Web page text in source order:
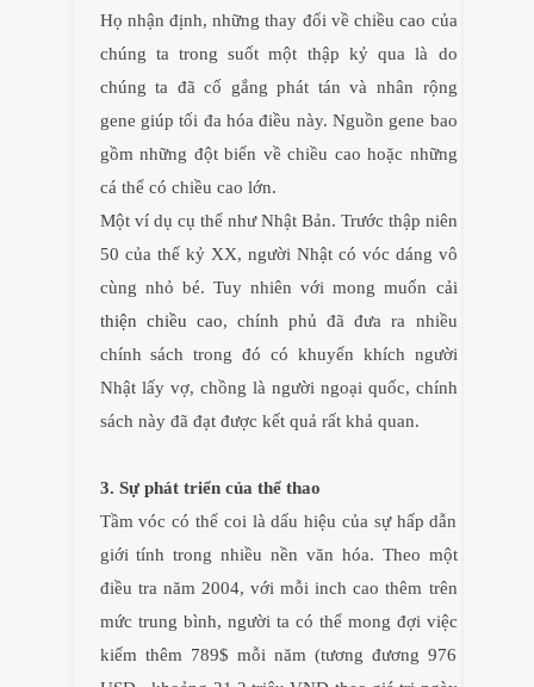
Họ nhận định, những thay đổi về chiều cao của
chúng ta trong suốt một thập kỷ qua là do
chúng ta đã cố gắng phát tán và nhân rộng
gene giúp tối đa hóa điều này. Nguồn gene bao
gồm những đột biến về chiều cao hoặc những
cá thể có chiều cao lớn.
Một ví dụ cụ thể như Nhật Bản. Trước thập niên
50 của thế kỷ XX, người Nhật có vóc dáng vô
cùng nhỏ bé. Tuy nhiên với mong muốn cải
thiện chiều cao, chính phủ đã đưa ra nhiều
chính sách trong đó có khuyến khích người
Nhật lấy vợ, chồng là người ngoại quốc, chính
sách này đã đạt được kết quả rất khả quan.
3. Sự phát triển của thể thao
Tầm vóc có thể coi là dấu hiệu của sự hấp dẫn
giới tính trong nhiều nền văn hóa. Theo một
điều tra năm 2004, với mỗi inch cao thêm trên
mức trung bình, người ta có thể mong đợi việc
kiếm thêm 789$ mỗi năm (tương đương 976